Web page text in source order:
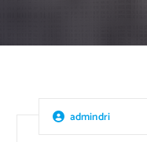
admindri